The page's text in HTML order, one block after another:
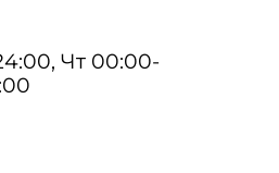
Чт 00:00-